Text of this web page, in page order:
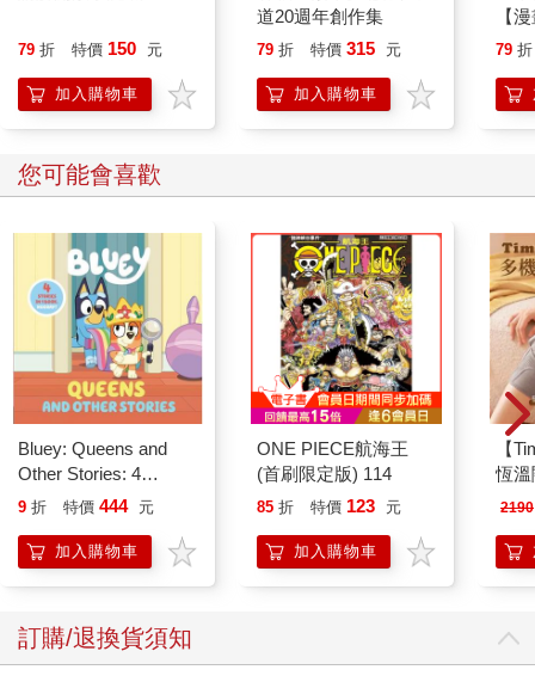
79 折 特價 150 元
加入購物車
道20週年創作集
79 折 特價 315 元
加入購物車
【
行
「
學方
79 折
您可能會喜歡
Bluey: Queens and
Other Stories: 4
Stories in 1 Book.
9 折 特價 444 元
加入購物車
ONE PIECE航海王
(首刷限定版) 114
85 折 特價 123 元
加入購物車
【
恆
肩/
膝
2190
訂購/退換貨須知